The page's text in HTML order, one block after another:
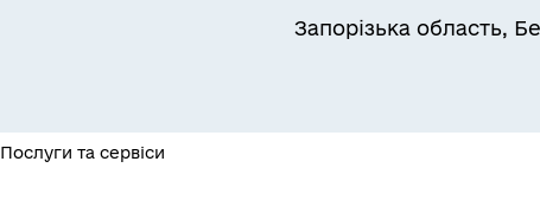
Запорізька область,
Послуги та сервіси